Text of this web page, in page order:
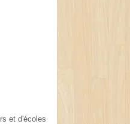
et d'écoles